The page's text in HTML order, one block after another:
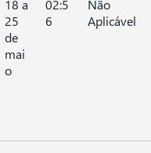
18 a
25
de
mai
o
02:5
6
Não
Aplicável